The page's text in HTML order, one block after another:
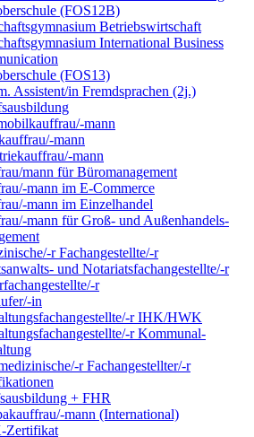
(FOS12B)
Betriebswirtschaft
International Business
(FOS13)
Assistent/in Fremdsprachen (2j.)
mann
mann
mann
mann für Büromanagement
mann im E-Commerce
mann im Einzelhandel
mann für Groß- und Außen­handels­
r Fachangestellte/-r
und Notariatsfachangestellte/-r
r
in
r IHK/HWK
r Kommunal­
r Fachangestellter/-r
+ FHR
mann (International)
Zertifikat